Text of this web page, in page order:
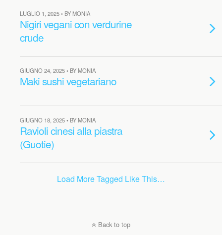
LUGLIO 1, 2025 • BY MONIA
Nigiri vegani con verdurine
crude
GIUGNO 24, 2025 • BY MONIA
Maki sushi vegetariano
GIUGNO 18, 2025 • BY MONIA
Ravioli cinesi alla piastra
(Guotie)
Load More Tagged Like This…
Back to top